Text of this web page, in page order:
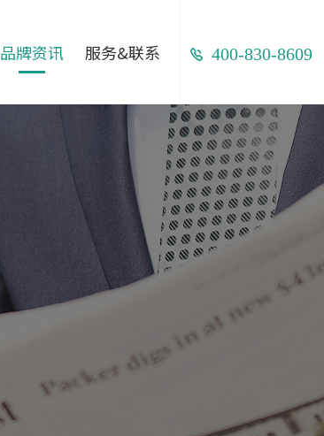
400-830-8609
品牌资讯 服务&联系